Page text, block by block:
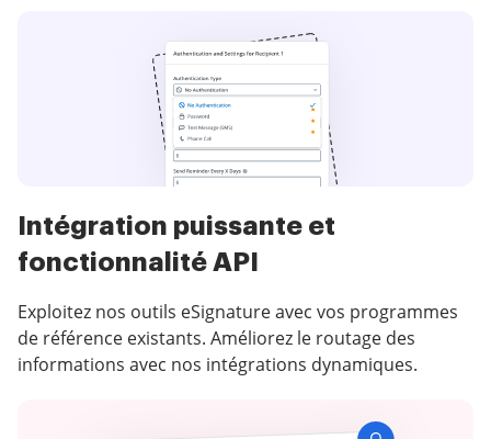
Intégration puissante et
fonctionnalité API
Exploitez nos outils eSignature avec vos programmes
de référence existants. Améliorez le routage des
informations avec nos intégrations dynamiques.